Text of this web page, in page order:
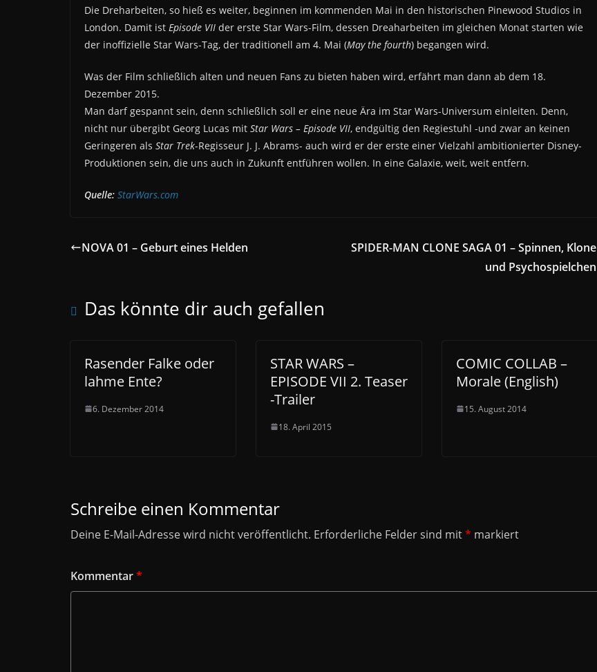
Die Dreharbeiten, so hieß es weiter, beginnen im kommenden Mai in den historischen Pinewood Studios in
London. Damit ist Episode VII der erste Star Wars-Film, dessen Dreaharbeiten im gleichen Monat starten wie
der inoffizielle Star Wars-Tag, der traditionell am 4. Mai (May the fourth) begangen wird.
Was der Film schließlich alten und neuen Fans zu bieten haben wird, erfährt man dann ab dem 18.
Dezember 2015.
Man darf gespannt sein, denn schließlich soll er eine neue Ära im Star Wars-Universum einleiten. Denn,
nicht nur übergibt Georg Lucas mit Star Wars – Episode VII, endgültig den Regiestuhl -und zwar an keinen
Geringeren als Star Trek-Regisseur J. J. Abrams- auch wird er der erste einer Vielzahl ambitionierter Disney-
Produktionen sein, die uns auch in Zukunft entführen wollen. In eine Galaxie, weit, weit entfern.
Quelle: StarWars.com
NOVA 01 – Geburt eines Helden
SPIDER-MAN CLONE SAGA 01 – Spinnen, Klone
und Psychospielchen
Das könnte dir auch gefallen
Rasender Falke oder
lahme Ente?
6. Dezember 2014
STAR WARS –
EPISODE VII 2. Teaser
-Trailer
18. April 2015
COMIC COLLAB –
Morale (English)
15. August 2014
Schreibe einen Kommentar
Deine E-Mail-Adresse wird nicht veröffentlicht. Erforderliche Felder sind mit* markiert
Kommentar*